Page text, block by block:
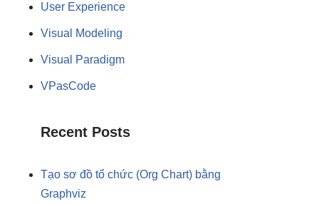
User Experience
Visual Modeling
Visual Paradigm
VPasCode
Recent Posts
Tạo sơ đồ tổ chức (Org Chart) bằng
Graphviz